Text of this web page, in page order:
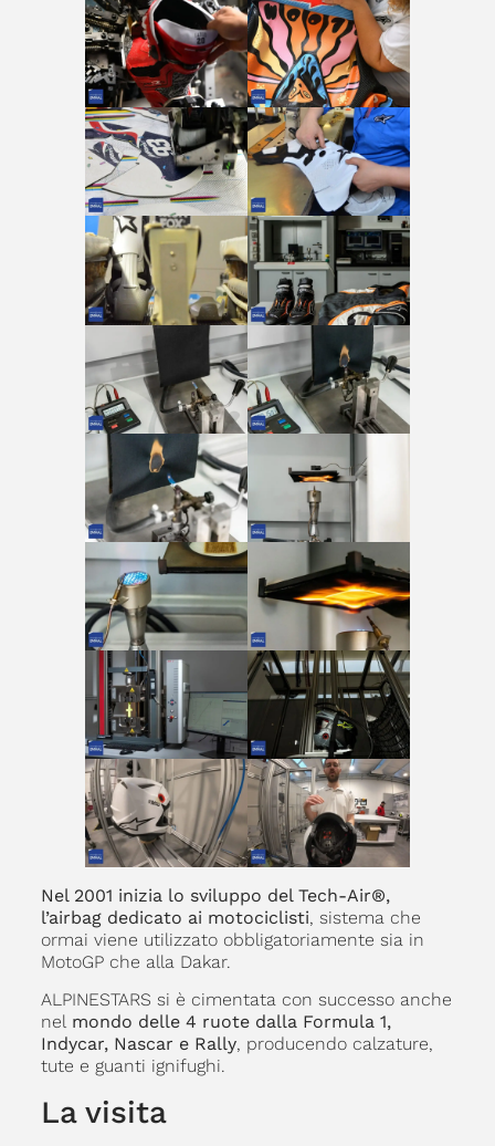
Nel 2001 inizia lo sviluppo del Tech-Air®,
l’airbag dedicato ai motociclisti, sistema che
ormai viene utilizzato obbligatoriamente sia in
MotoGP che alla Dakar.
ALPINESTARS si è cimentata con successo anche
nel mondo delle 4 ruote dalla Formula 1,
Indycar, Nascar e Rally, producendo calzature,
tute e guanti ignifughi.
La visita